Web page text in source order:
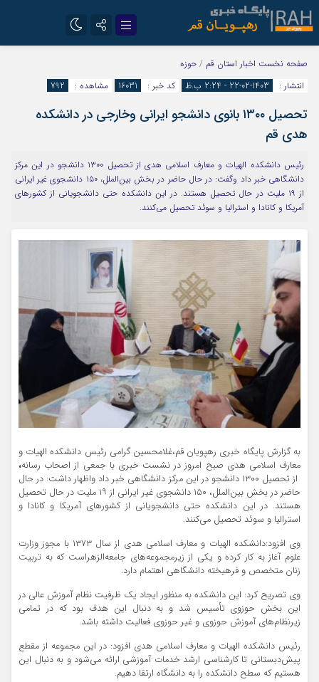
تلگرام
ایتا
صفحه نخست اخبار استان قم / حوزه
انتشار :
1403-02-22 - 2:24 ب.ظ کد خبر : 16031 مشاهده : 792
تحصیل ۱۳۰۰ بانوی دانشجو ایرانی وخارجی در دانشکده
هدی قم
رئیس دانشکده الهیات و معارف اسلامی هدی از تحصیل ۱۳۰۰ دانشجو در این مرکز
دانشگاهی خبر داد وگفت: در حال حاضر در بخش بین‌الملل، ۱۵۰ دانشجوی غیر ایرانی
از ۱۹ ملیت در حال تحصیل هستند. در این دانشکده حتی دانشجویانی از کشورهای
آمریکا و کانادا و استرالیا و سوئد تحصیل می‌کنند.
به گزارش پایگاه خبری رهپویان قم،غلامحسین گرامی رئیس دانشکده الهیات و
معارف اسلامی هدی صبح امروز در نشست خبری با جمعی از اصحاب رسانه،
از تحصیل ۱۳۰۰ دانشجو در این مرکز دانشگاهی خبر داد واظهار داشت: در حال
حاضر در بخش بین‌الملل، ۱۵۰ دانشجوی غیر ایرانی از ۱۹ ملیت در حال تحصیل
هستند. در این دانشکده حتی دانشجویانی از کشورهای آمریکا و کانادا و
استرالیا و سوئد تحصیل می‌کنند.
وی افزود:دانشکده الهیات و معارف اسلامی هدی از سال ۱۳۷۳ با مجوز وزارت
علوم آغاز به کار کرده و یکی از زیرمجموعه‌های جامعه‌الزهراست که به تربیت
زنان متخصص و فرهیخته دانشگاهی اهتمام دارد.
وی تصریح کرد: این دانشکده به منظور ایجاد یک ظرفیت نظام آموزش عالی در
این بخش حوزوی تأسیس شد و به دنبال این هدف بود که در تمامی
زیرنظام‌های آموزش حوزوی و غیر حوزوی فعالیت داشته باشد.
رئیس دانشکده الهیات و معارف اسلامی هدی افزود: در این مجموعه از مقطع
پیش‌دبستانی تا کارشناسی ارشد خدمات آموزشی ارائه می‌شود و به دنبال این
هستیم که سطح دانشکده را به دانشگاه ارتقا دهیم.